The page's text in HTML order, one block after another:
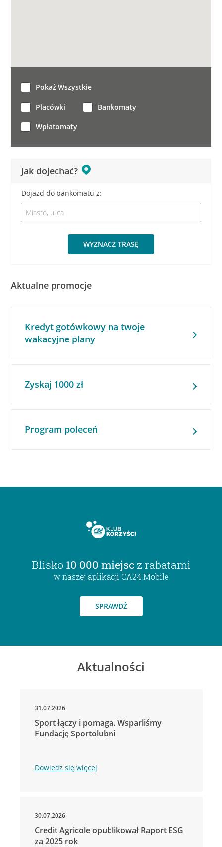
Jak dojechać?
Dojazd do bankomatu z:
WYZNACZ TRASĘ
Pokaż Wszystkie
Placówki Bankomaty
Wpłatomaty
Aktualne promocje
Kredyt gotówkowy na twoje
wakacyjne plany
Zyskaj 1000 zł
Program poleceń
Blisko 10 000 miejsc z rabatami
w naszej aplikacji CA24 Mobile
SPRAWDŹ
Aktualności
31.07.2026
Sport łączy i pomaga. Wsparliśmy
Fundację Sportolubni
Dowiedz się więcej
30.07.2026
Credit Agricole opublikował Raport ESG
za 2025 rok